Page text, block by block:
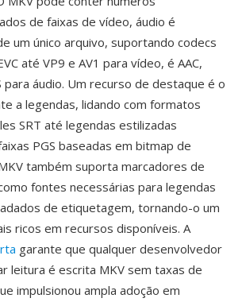
de faixas de vídeo, áudio é
um único arquivo, suportando codecs
até VP9 e AV1 para vídeo, é AAC,
para áudio. Um recurso de destaque é o
a legendas, lidando com formatos
SRT até legendas estilizadas
PGS baseadas em bitmap de
também suporta marcadores de
fontes necessárias para legendas
de etiquetagem, tornando-o um
ricos em recursos disponíveis. A
garante que qualquer desenvolvedor
leitura é escrita MKV sem taxas de
impulsionou ampla adoção em